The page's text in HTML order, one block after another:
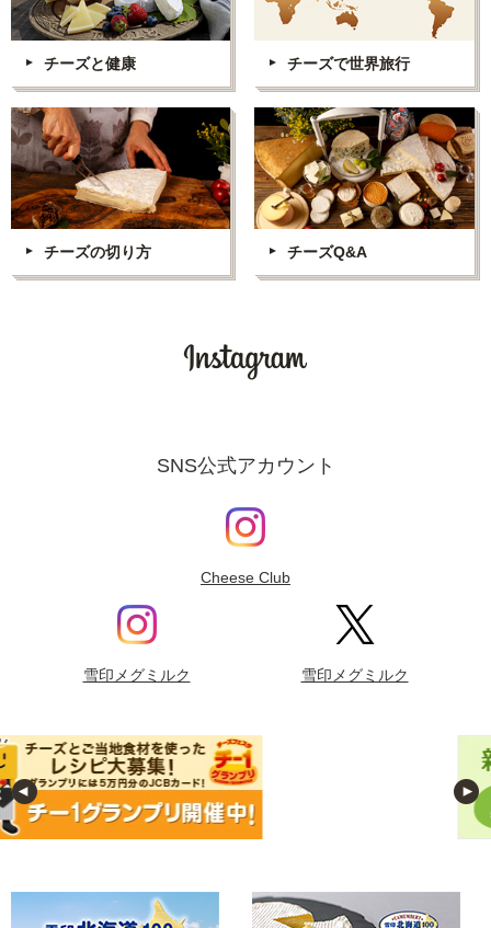
チーズと健康 チーズで世界旅行
チーズの切り方 チーズQ&A
SNS公式アカウント
Cheese Club
雪印メグミルク 雪印メグミルク